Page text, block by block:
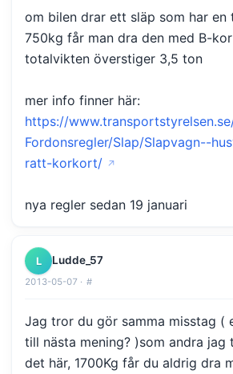
om bilen drar ett släp som har
750kg får man dra den med B-
totalvikten överstiger 3,5 ton
mer info finner här:
https://
Fordonsregler/Slap/Slapvagn--
ratt-korkort/
nya regler sedan 19 januari
L Ludde_57
2013-05-07 · #
Jag tror du gör samma misstag (
till nästa mening? )som andra jag
det här, 1700Kg får du aldrig dra